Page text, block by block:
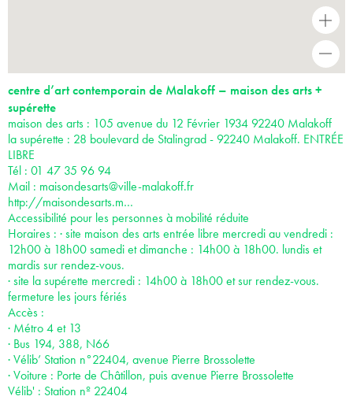
+
centre d’art contemporain de Malakoff – maison des arts +
supérette
maison des arts : 105 avenue du 12 Février 1934 92240 Malakoff
la supérette : 28 boulevard de Stalingrad - 92240 Malakoff. ENTRÉE
LIBRE
Tél : 01 47 35 96 94
Mail : maisondesarts@ville-malakoff.fr
http://maisondesarts.m…
Accessibilité pour les personnes à mobilité réduite
Horaires : · site maison des arts entrée libre mercredi au vendredi :
12h00 à 18h00 samedi et dimanche : 14h00 à 18h00. lundis et
mardis sur rendez-vous.
· site la supérette mercredi : 14h00 à 18h00 et sur rendez-vous.
fermeture les jours fériés
Accès :
· Métro 4 et 13
· Bus 194, 388, N66
· Vélib’ Station n°22404, avenue Pierre Brossolette
· Voiture : Porte de Châtillon, puis avenue Pierre Brossolette
Vélib' : Station nº 22404